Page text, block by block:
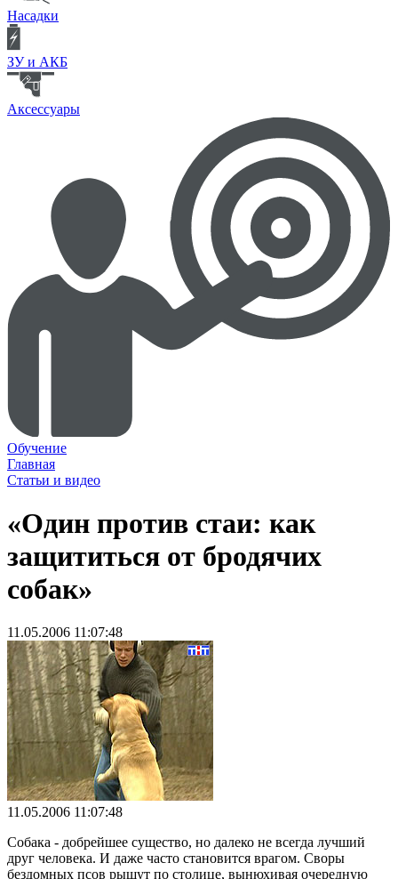
Насадки
ЗУ и АКБ
Аксессуары
Обучение
Главная
Статьи и видео
«Один против стаи: как
защититься от бродячих
собак»
11.05.2006 11:07:48
11.05.2006 11:07:48
Собака - добрейшее существо, но далеко не всегда лучший
друг человека. И даже часто становится врагом. Своры
бездомных псов рыщут по столице, вынюхивая очередную